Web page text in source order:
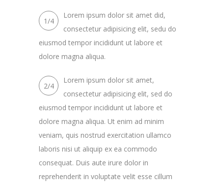
1/4
Lorem ipsum dolor sit amet did,
consectetur adipisicing elit, sedu do
eiusmod tempor incididunt ut labore et
dolore magna aliqua.
2/4
Lorem ipsum dolor sit amet,
consectetur adipisicing elit, sed do
eiusmod tempor incididunt ut labore et
dolore magna aliqua. Ut enim ad minim
veniam, quis nostrud exercitation ullamco
laboris nisi ut aliquip ex ea commodo
consequat. Duis aute irure dolor in
reprehenderit in voluptate velit esse cillum